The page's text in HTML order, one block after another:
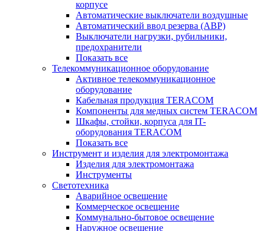
корпусе
Автоматические выключатели воздушные
Автоматический ввод резерва (АВР)
Выключатели нагрузки, рубильники,
предохранители
Показать все
Телекоммуникационное оборудование
Активное телекоммуникационное
оборудование
Кабельная продукция TERACOM
Компоненты для медных систем TERACOM
Шкафы, стойки, корпуса для IT-
оборудования TERACOM
Показать все
Инструмент и изделия для электромонтажа
Изделия для электромонтажа
Инструменты
Светотехника
Аварийное освещение
Коммерческое освещение
Коммунально-бытовое освещение
Наружное освещение